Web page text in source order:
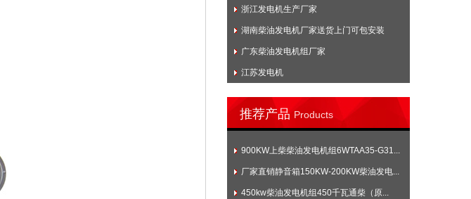
浙江发电机生产厂家
湖南柴油发电机厂家送货上门可包安装
广东柴油发电机组厂家
江苏发电机
推荐产品 Products
900KW上柴柴油发电机组6WTAA35-G31...
厂家直销静音箱150KW-200KW柴油发电...
450kw柴油发电机组450千瓦通柴（原...